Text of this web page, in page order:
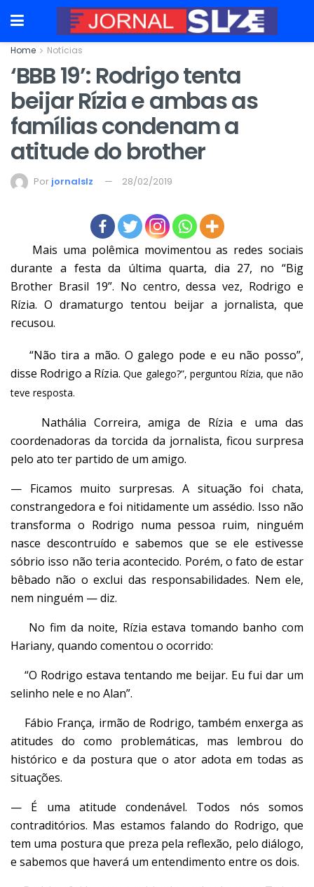
Home Notícias
‘BBB 19’: Rodrigo tenta
beijar Rízia e ambas as
famílias condenam a
atitude do brother
Por jornalslz 28/02/2019
Mais uma polêmica movimentou as redes sociais
durante a festa da última quarta, dia 27, no “Big
Brother Brasil 19”. No centro, dessa vez, Rodrigo e
Rízia. O dramaturgo tentou beijar a jornalista, que
recusou.
“Não tira a mão. O galego pode e eu não posso”,
disse Rodrigo a Rízia.Que galego?”, perguntou Rízia, que não
teve resposta.
Nathália Correira, amiga de Rízia e uma das
coordenadoras da torcida da jornalista, ficou surpresa
pelo ato ter partido de um amigo.
— Ficamos muito surpresas. A situação foi chata,
constrangedora e foi nitidamente um assédio. Isso não
transforma o Rodrigo numa pessoa ruim, ninguém
nasce descontruído e sabemos que se ele estivesse
sóbrio isso não teria acontecido. Porém, o fato de estar
bêbado não o exclui das responsabilidades. Nem ele,
nem ninguém — diz.
No fim da noite, Rízia estava tomando banho com
Hariany, quando comentou o ocorrido:
“O Rodrigo estava tentando me beijar. Eu fui dar um
selinho nele e no Alan”.
Fábio França, irmão de Rodrigo, também enxerga as
atitudes do como problemáticas, mas lembrou do
histórico e da postura que o ator adota em todas as
situações.
— É uma atitude condenável. Todos nós somos
contraditórios. Mas estamos falando do Rodrigo, que
tem uma postura que preza pela reflexão, pelo diálogo,
e sabemos que haverá um entendimento entre os dois.